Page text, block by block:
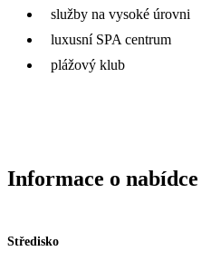
služby na vysoké úrovni
luxusní SPA centrum
plážový klub
Informace o nabídce
Středisko